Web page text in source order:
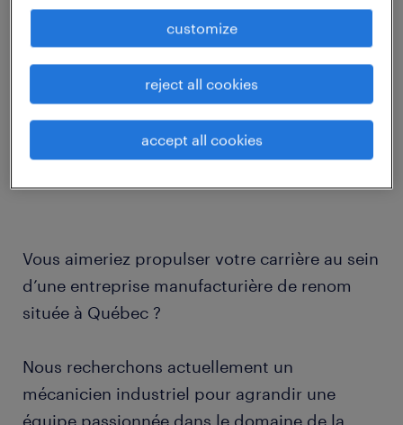
job details
Poste: Mécanicien industriel
Emplacement: Québec
Type de Poste: soir
Salaire: jusqu'à $37/heure selon expérience
Vous aimeriez propulser votre carrière au sein
d’une entreprise manufacturière de renom
située à Québec ?
Nous recherchons actuellement un
mécanicien industriel pour agrandir une
équipe passionnée dans le domaine de la
customize
reject all cookies
accept all cookies